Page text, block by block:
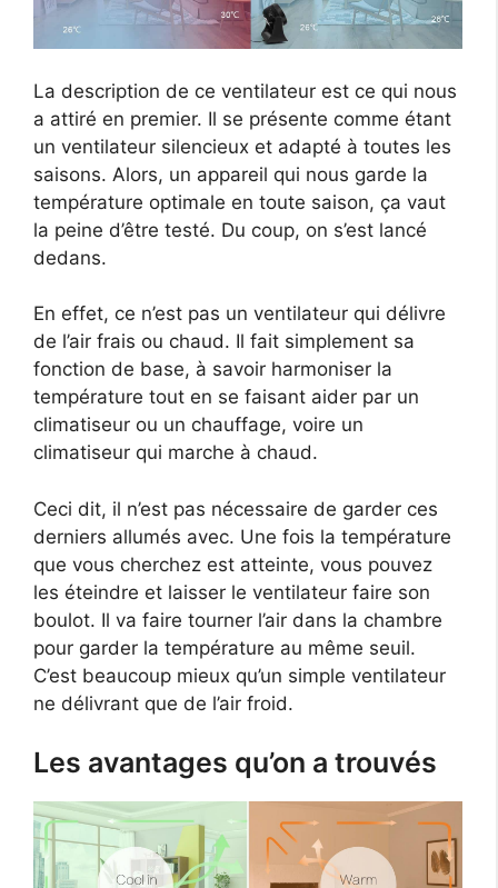
La description de ce ventilateur est ce qui nous
a attiré en premier. Il se présente comme étant
un ventilateur silencieux et adapté à toutes les
saisons. Alors, un appareil qui nous garde la
température optimale en toute saison, ça vaut
la peine d’être testé. Du coup, on s’est lancé
dedans.
En effet, ce n’est pas un ventilateur qui délivre
de l’air frais ou chaud. Il fait simplement sa
fonction de base, à savoir harmoniser la
température tout en se faisant aider par un
climatiseur ou un chauffage, voire un
climatiseur qui marche à chaud.
Ceci dit, il n’est pas nécessaire de garder ces
derniers allumés avec. Une fois la température
que vous cherchez est atteinte, vous pouvez
les éteindre et laisser le ventilateur faire son
boulot. Il va faire tourner l’air dans la chambre
pour garder la température au même seuil.
C’est beaucoup mieux qu’un simple ventilateur
ne délivrant que de l’air froid.
Les avantages qu’on a trouvés